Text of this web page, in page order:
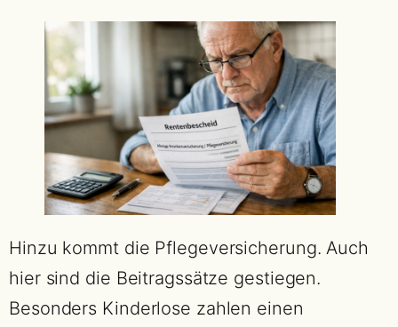
Hinzu kommt die Pflegeversicherung. Auch
hier sind die Beitragssätze gestiegen.
Besonders Kinderlose zahlen einen